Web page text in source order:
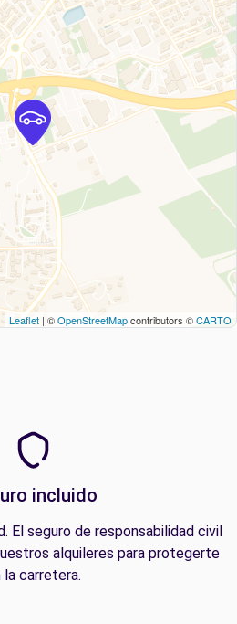
Leaflet | ©OpenStreetMapcontributors ©CARTO
incluido
El seguro de responsabilidad civil
alquileres para protegerte
la carretera.